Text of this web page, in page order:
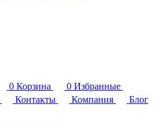
0 Корзина 0 Избранные
Контакты Компания
Блог